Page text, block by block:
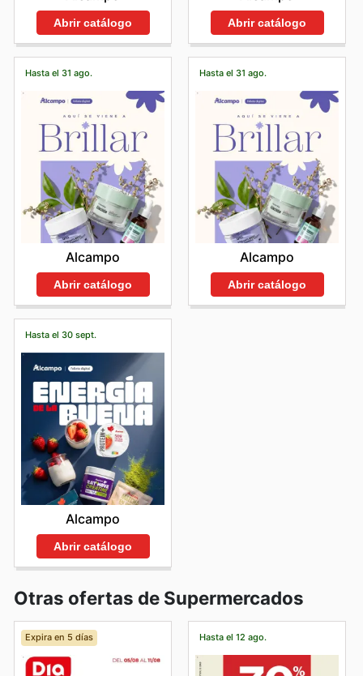
Abrir catálogo Abrir catálogo
Hasta el 31 ago.
Alcampo
Abrir catálogo
Hasta el 31 ago.
Alcampo
Abrir catálogo
Hasta el 30 sept.
Alcampo
Abrir catálogo
Otras ofertas de Supermercados
Expira en 5 días Hasta el 12 ago.